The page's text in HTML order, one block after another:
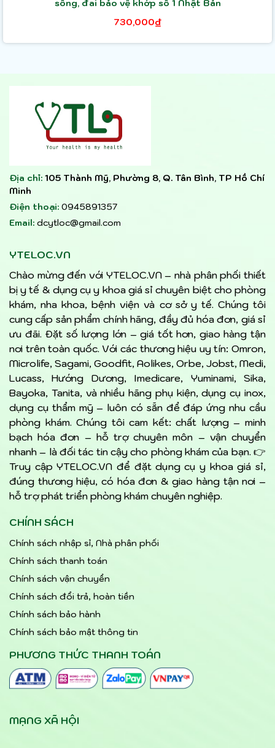
sống, đai bảo vệ khớp số 1 Nhật Bản
730,000₫
Địa chỉ: 105 Thành Mỹ, Phường 8, Q. Tân Bình, TP Hồ Chí
Minh
Điện thoại: 0945891357
Email: dcytloc@gmail.com
YTELOC.VN
Chào mừng đến với YTELOC.VN – nhà phân phối thiết
bị y tế & dụng cụ y khoa giá sỉ chuyên biệt cho phòng
khám, nha khoa, bệnh viện và cơ sở y tế. Chúng tôi
cung cấp sản phẩm chính hãng, đầy đủ hóa đơn, giá sỉ
ưu đãi. Đặt số lượng lớn – giá tốt hơn, giao hàng tận
nơi trên toàn quốc. Với các thương hiệu uy tín: Omron,
Microlife, Sagami, Goodfit, Aolikes, Orbe, Jobst, Medi,
Lucass, Hướng Dương, Imedicare, Yuminami, Sika,
Bayoka, Tanita, và nhiều hãng phụ kiện, dụng cụ inox,
dụng cụ thẩm mỹ – luôn có sẵn để đáp ứng nhu cầu
phòng khám. Chúng tôi cam kết: chất lượng – minh
bạch hóa đơn – hỗ trợ chuyên môn – vận chuyển
nhanh – là đối tác tin cậy cho phòng khám của bạn. 👉
Truy cập YTELOC.VN để đặt dụng cụ y khoa giá sỉ,
đúng thương hiệu, có hóa đơn & giao hàng tận nơi –
hỗ trợ phát triển phòng khám chuyên nghiệp.
CHÍNH SÁCH
Chính sách nhập sỉ, Nhà phân phối
Chính sách thanh toán
Chính sách vận chuyển
Chính sách đổi trả, hoàn tiền
Chính sách bảo hành
Chính sách bảo mật thông tin
PHƯƠNG THỨC THANH TOÁN
MẠNG XÃ HỘI